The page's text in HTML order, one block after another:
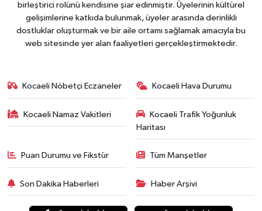
birleştirici rolünü kendisine şiar edinmiştir. Üyelerinin kültürel
gelişimlerine katkıda bulunmak, üyeler arasında derinlikli
dostluklar oluşturmak ve bir aile ortamı sağlamak amacıyla bu
web sitesinde yer alan faaliyetleri gerçekleştirmektedir.
Kocaeli Nöbetçi Eczaneler Kocaeli Hava Durumu
Kocaeli Namaz Vakitleri
Kocaeli Trafik Yoğunluk
Haritası
Puan Durumu ve Fikstür Tüm Manşetler
Son Dakika Haberleri Haber Arşivi